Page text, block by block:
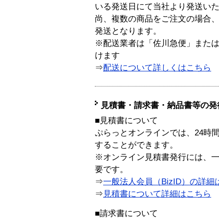
いる発送日にて当社より発送い
尚、複数の商品をご注文の場合
発送となります。
※配送業者は「佐川急便」また
けます
⇒配送について詳しくはこちら
見積書・請求書・納品書等の
■見積書について
ぷらっとオンラインでは、24時
することができます。
※オンライン見積書発行には、
要です。
⇒一般法人会員（BizID）の詳細
⇒ 見積書について詳細はこちら
■請求書について